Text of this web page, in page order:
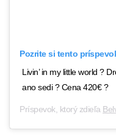
Pozrite si tento
Livin’ in my little world ?
ano sedi ? Cena 420€ ?
Príspevok, ktorý zdieľa